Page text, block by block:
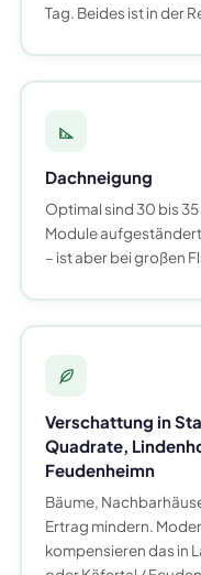
Tag. Beides ist in der
Dachneigung
Optimal sind 30 bis
Module
– ist aber bei großen
Verschattung in
Quadrate,
Feudenheimn
Bäume,
Ertrag mindern.
kompensieren das in